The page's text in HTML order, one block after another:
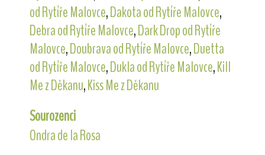
od Rytíře Malovce,Dakota od Rytíře Malovce,
Debra od Rytíře Malovce,Dark Drop od Rytíře
Malovce,Doubrava od Rytíře Malovce,Duetta
od Rytíře Malovce,Dukla od Rytíře Malovce,Kill
Me z Děkanu,Kiss Me z Děkanu
Sourozenci
Ondra de la Rosa